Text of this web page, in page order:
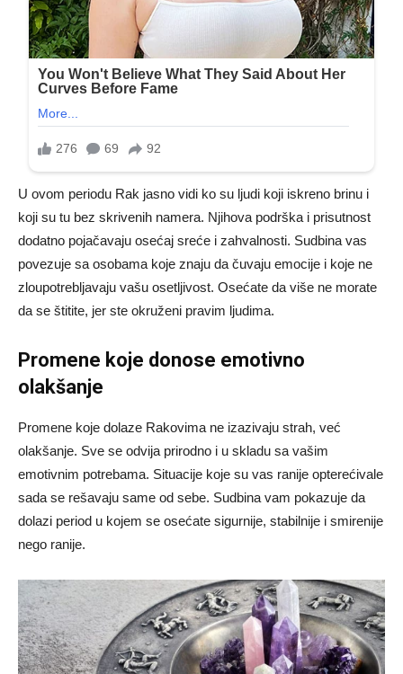
U ovom periodu Rak jasno vidi ko su ljudi koji iskreno brinu i
koji su tu bez skrivenih namera. Njihova podrška i prisutnost
dodatno pojačavaju osećaj sreće i zahvalnosti. Sudbina vas
povezuje sa osobama koje znaju da čuvaju emocije i koje ne
zloupotrebljavaju vašu osetljivost. Osećate da više ne morate
da se štitite, jer ste okruženi pravim ljudima.
Promene koje donose emotivno
olakšanje
Promene koje dolaze Rakovima ne izazivaju strah, već
olakšanje. Sve se odvija prirodno i u skladu sa vašim
emotivnim potrebama. Situacije koje su vas ranije opterećivale
sada se rešavaju same od sebe. Sudbina vam pokazuje da
dolazi period u kojem se osećate sigurnije, stabilnije i smirenije
nego ranije.